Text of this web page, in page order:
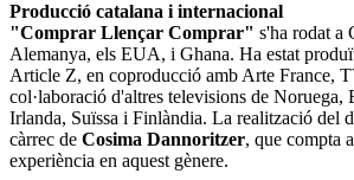
Producció catalana i internacional
"Comprar Llençar Comprar" s'ha rodat a
Alemanya, els EUA, i Ghana. Ha estat
Article Z, en coproducció amb Arte France,
col·laboració d'altres televisions de Noruega,
Irlanda, Suïssa i Finlàndia. La realització del
càrrec de Cosima Dannoritzer, que compta
experiència en aquest gènere.